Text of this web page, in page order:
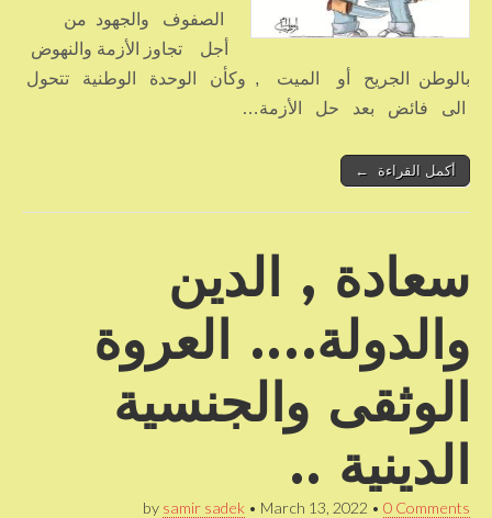
الصفوف والجهود من
أجل تجاوز الأزمة والنهوض
بالوطن الجريح أو الميت , وكأن الوحدة الوطنية تتحول
الى فائض بعد حل الأزمة…
أكمل القراءة ←
سعادة , الدين
والدولة…. العروة
الوثقى والجنسية
الدينية ..
by samir sadek • March 13, 2022 • 0 Comments